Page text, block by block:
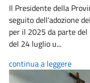
Il Presidente della
seguito dell’adozione
per il 2025 da parte
del 24 luglio u...
continua a leggere